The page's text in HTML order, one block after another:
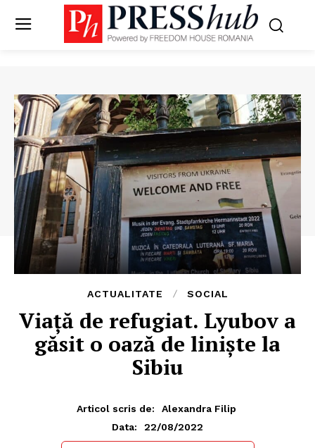
ACTUALITATE SOCIAL
Viață de refugiat. Lyubov a
găsit o oază de liniște la
Sibiu
Articol scris de:
Alexandra Filip
Data:
22/08/2022